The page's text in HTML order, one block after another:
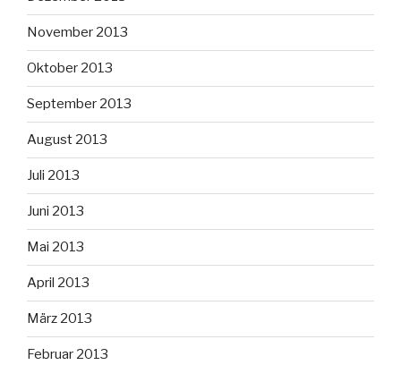
November 2013
Oktober 2013
September 2013
August 2013
Juli 2013
Juni 2013
Mai 2013
April 2013
März 2013
Februar 2013